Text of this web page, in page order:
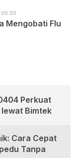
00:00
Mengobati Flu
Perkuat
Bimtek
Cara Cepat
Tanpa